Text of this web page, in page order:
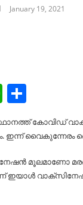
January 19, 2021
WhatsApp
കോവിഡ്
ഇന്ന് വൈകുന്നേരം
മൂലമാണോ
ഇയാൾ